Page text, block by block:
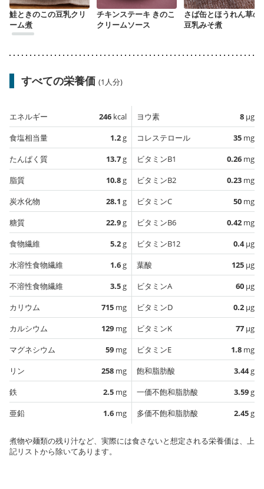
鮭ときのこの豆乳クリ
ーム煮
チキンステーキ きのこ
クリームソース
さば缶とほうれん草の
豆乳みそ煮
すべての栄養価 (1人分)
エネルギー 246 kcal
食塩相当量
1.2g
たんぱく質
13.7g
脂質
10.8g
炭水化物
28.1 g
糖質
22.9g
食物繊維
5.2g
水溶性食物繊維
1.6g
不溶性食物繊維
3.5g
カリウム
715 mg
カルシウム
129 mg
マグネシウム
59 mg
リン
258 mg
鉄
2.5 mg
亜鉛
1.6 mg
ヨウ素 8 µg
コレステロール
35 mg
ビタミンB1
0.26 mg
ビタミンB2
0.23 mg
ビタミンC
50 mg
ビタミンB6
0.42 mg
ビタミンB12
0.4µg
葉酸
125 µg
ビタミンA
60 µg
ビタミンD
0.2 µg
ビタミンK
77 µg
ビタミンE
1.8 mg
飽和脂肪酸
3.44g
一価不飽和脂肪酸
3.59g
多価不飽和脂肪酸
2.45g
煮物や麺類の残り汁など、実際には食さないと想定される栄養価は、上
記リストから除いてあります。